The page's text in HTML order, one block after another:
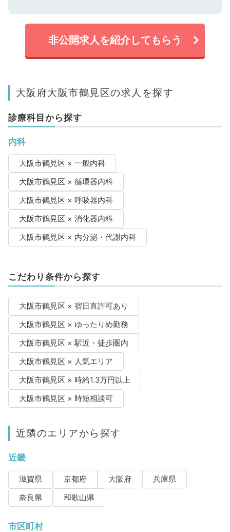
非公開求人を紹介してもらう
大阪府大阪市鶴見区の求人を探す
診療科目から探す
内科
大阪市鶴見区 × 一般内科
大阪市鶴見区 × 循環器内科
大阪市鶴見区 × 呼吸器内科
大阪市鶴見区 × 消化器内科
大阪市鶴見区 × 内分泌・代謝内科
こだわり条件から探す
大阪市鶴見区 × 宿日直許可あり
大阪市鶴見区 × ゆったりめ勤務
大阪市鶴見区 × 駅近・徒歩圏内
大阪市鶴見区 × 人気エリア
大阪市鶴見区 × 時給1.3万円以上
大阪市鶴見区 × 時短相談可
近隣のエリアから探す
近畿
滋賀県 京都府 大阪府
兵庫県
奈良県
和歌山県
市区町村